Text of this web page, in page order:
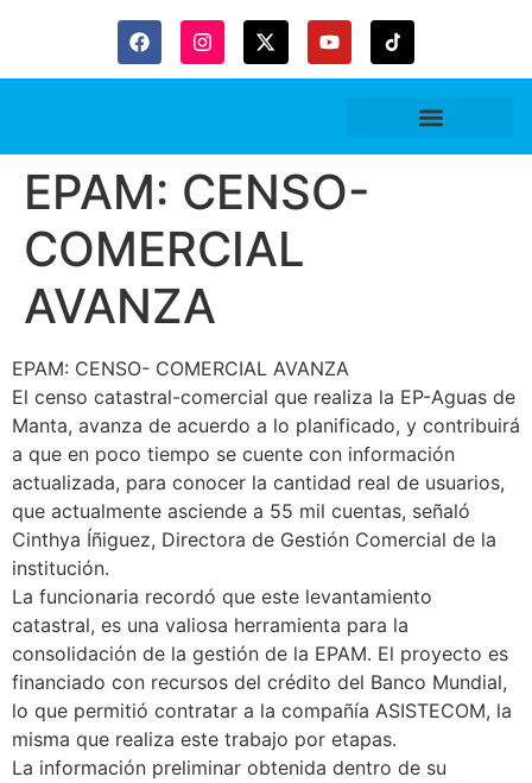
EPAM: CENSO-
COMERCIAL
AVANZA
EPAM: CENSO- COMERCIAL AVANZA
El censo catastral-comercial que realiza la EP-Aguas de
Manta, avanza de acuerdo a lo planificado, y contribuirá
a que en poco tiempo se cuente con información
actualizada, para conocer la cantidad real de usuarios,
que actualmente asciende a 55 mil cuentas, señaló
Cinthya Íñiguez, Directora de Gestión Comercial de la
institución.
La funcionaria recordó que este levantamiento
catastral, es una valiosa herramienta para la
consolidación de la gestión de la EPAM. El proyecto es
financiado con recursos del crédito del Banco Mundial,
lo que permitió contratar a la compañía ASISTECOM, la
misma que realiza este trabajo por etapas.
La información preliminar obtenida dentro de su